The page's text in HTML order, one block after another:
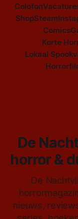
Colofon
ShopSteam
Comics
Korte
Lokaal
De
horror &
De
nieuws,